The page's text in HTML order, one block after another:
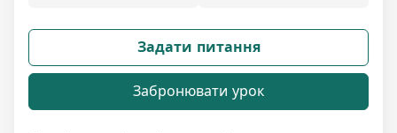
Задати питання
Забронювати урок